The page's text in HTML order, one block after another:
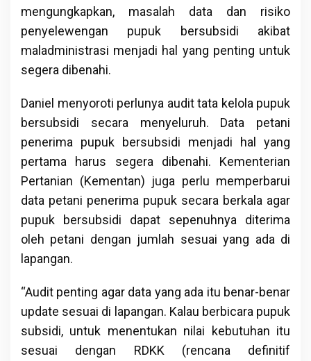
mengungkapkan, masalah data dan risiko
penyelewengan pupuk bersubsidi akibat
maladministrasi menjadi hal yang penting untuk
segera dibenahi.
Daniel menyoroti perlunya audit tata kelola pupuk
bersubsidi secara menyeluruh. Data petani
penerima pupuk bersubsidi menjadi hal yang
pertama harus segera dibenahi. Kementerian
Pertanian (Kementan) juga perlu memperbarui
data petani penerima pupuk secara berkala agar
pupuk bersubsidi dapat sepenuhnya diterima
oleh petani dengan jumlah sesuai yang ada di
lapangan.
“Audit penting agar data yang ada itu benar-benar
update sesuai di lapangan. Kalau berbicara pupuk
subsidi, untuk menentukan nilai kebutuhan itu
sesuai dengan RDKK (rencana definitif